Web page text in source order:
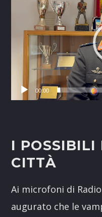
Player
00:00
I
CITTÀ
Ai microfoni di
augurato che le